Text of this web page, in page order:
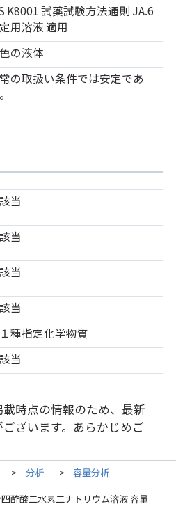
K8001 試薬試験方法通則 JA.6
用溶液 適用
の液体
の取扱い条件では安定であ
当
当
当
当
種指定化学物質
当
時点の情報のため、最新
ざいます。あらかじめご
> 分析 > 容量分析
酢酸二水素二ナトリウム溶液 容量